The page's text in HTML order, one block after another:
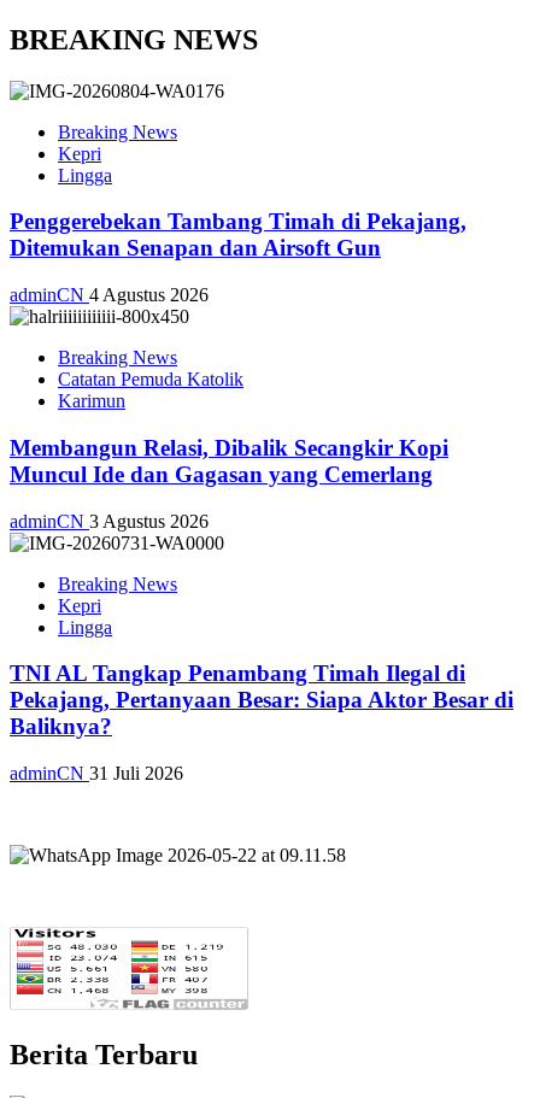
BREAKING NEWS
Breaking News
Kepri
Lingga
Penggerebekan Tambang Timah di Pekajang,
Ditemukan Senapan dan Airsoft Gun
adminCN 4 Agustus 2026
Breaking News
Catatan Pemuda Katolik
Karimun
Membangun Relasi, Dibalik Secangkir Kopi
Muncul Ide dan Gagasan yang Cemerlang
adminCN 3 Agustus 2026
Breaking News
Kepri
Lingga
TNI AL Tangkap Penambang Timah Ilegal di
Pekajang, Pertanyaan Besar: Siapa Aktor Besar di
Baliknya?
adminCN 31 Juli 2026
Berita Terbaru